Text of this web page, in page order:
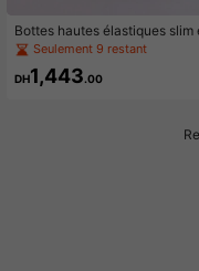
Bottes hautes élastiques slim
lleton d'automne/hiver
mode européenne et
ttes à talons aiguilles sexy
Seulement 9 restant
DH1,443.00